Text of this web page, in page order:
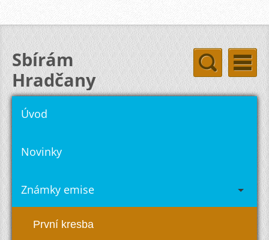
Sbírám
Hradčany
hradcany-stamps.com
Úvod
Novinky
Známky emise
První kresba